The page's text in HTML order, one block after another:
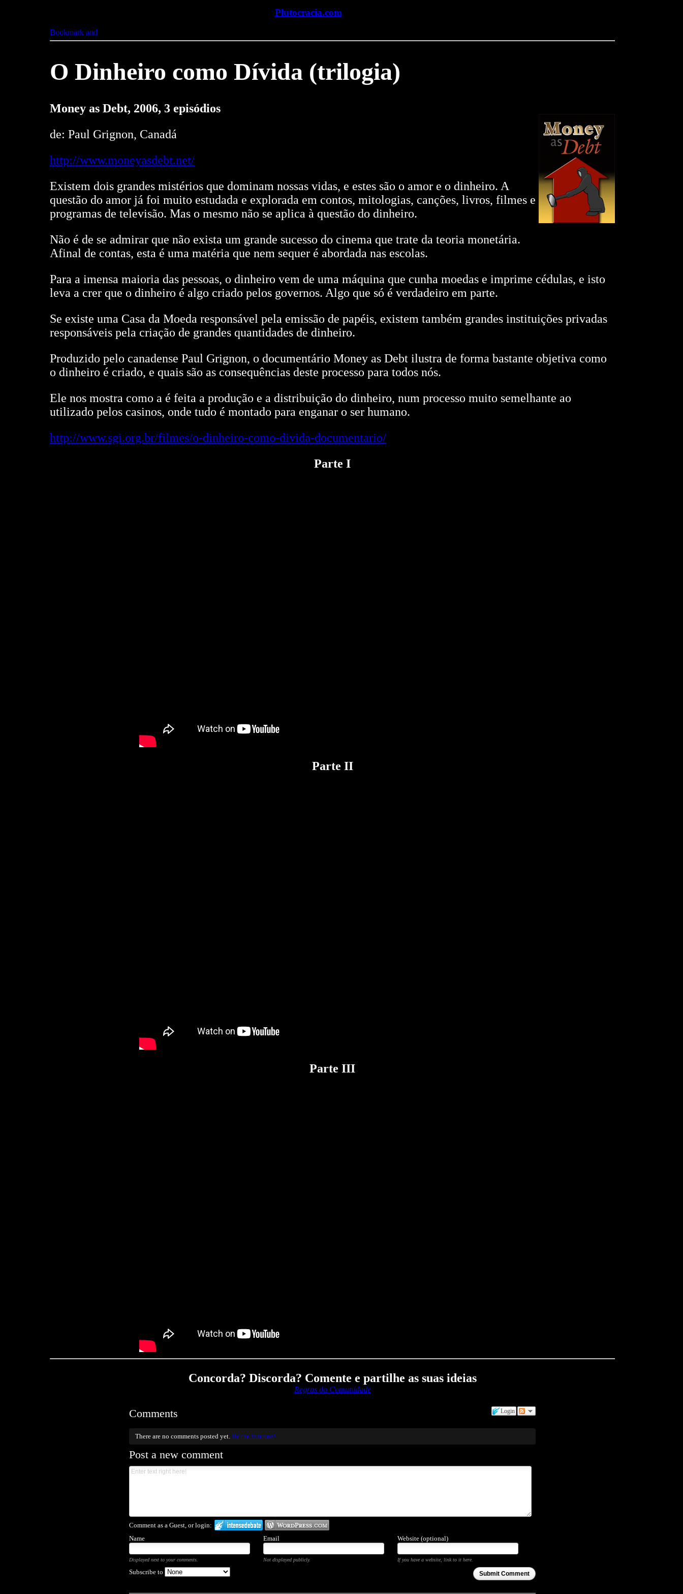
Plutocracia.com
O Dinheiro como Dívida (trilogia)
Money as Debt, 2006, 3 episódios
de: Paul Grignon, Canadá
http://www.moneyasdebt.net/
Existem dois grandes mistérios que dominam nossas vidas, e estes são o amor e o dinheiro. A
questão do amor já foi muito estudada e explorada em contos, mitologias, canções, livros, filmes e
programas de televisão. Mas o mesmo não se aplica à questão do dinheiro.
Não é de se admirar que não exista um grande sucesso do cinema que trate da teoria monetária.
Afinal de contas, esta é uma matéria que nem sequer é abordada nas escolas.
Para a imensa maioria das pessoas, o dinheiro vem de uma máquina que cunha moedas e imprime cédulas, e isto
leva a crer que o dinheiro é algo criado pelos governos. Algo que só é verdadeiro em parte.
Se existe uma Casa da Moeda responsável pela emissão de papéis, existem também grandes instituições privadas
responsáveis pela criação de grandes quantidades de dinheiro.
Produzido pelo canadense Paul Grignon, o documentário Money as Debt ilustra de forma bastante objetiva como
o dinheiro é criado, e quais são as consequências deste processo para todos nós.
Ele nos mostra como a é feita a produção e a distribuição do dinheiro, num processo muito semelhante ao
utilizado pelos casinos, onde tudo é montado para enganar o ser humano.
http://www.sgi.org.br/filmes/o-dinheiro-como-divida-documentario/
Parte I
Parte II
Parte III
Concorda? Discorda? Comente e partilhe as suas ideias
Regras da Comunidade
Login
Comments
There are no comments posted yet. Be the first one!
Post a new comment
Comment as a Guest, or login:
Name
Email Website (optional)
Displayed next to your comments. Not displayed publicly. If you have a website, link to it here.
Submit Comment
Subscribe to